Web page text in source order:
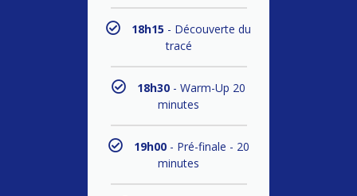
18h15 - Découverte du
tracé
18h30 - Warm-Up 20
minutes
19h00- Pré-finale - 20
minutes